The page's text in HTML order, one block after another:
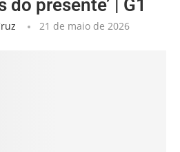
do presente’ | G1
21 de maio de 2026